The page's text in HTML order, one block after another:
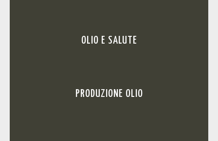
OLIO E SALUTE
PRODUZIONE OLIO